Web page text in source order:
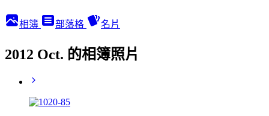
相簿 部落格 名片
2012 Oct. 的相簿照片